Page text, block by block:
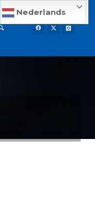
Nederlands